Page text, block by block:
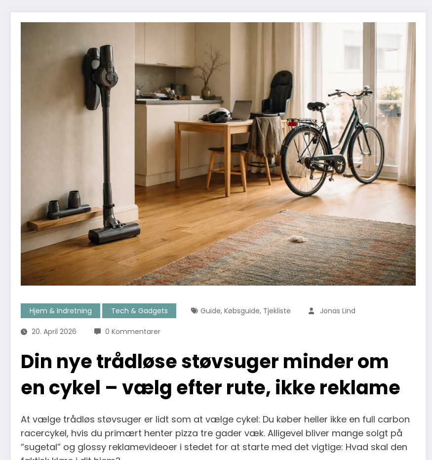
Hjem & Indretning Tech & Gadgets Guide, Købsguide, Tjekliste Jonas Lind
20. April 2026 0 Kommentarer
Din nye trådløse støvsuger minder om
en cykel – vælg efter rute, ikke reklame
At vælge trådløs støvsuger er lidt som at vælge cykel: Du køber heller ikke en full carbon
racercykel, hvis du primært henter pizza tre gader væk. Alligevel bliver mange solgt på
“sugetal” og glossy reklamevideoer i stedet for at starte med det vigtige: Hvad skal den